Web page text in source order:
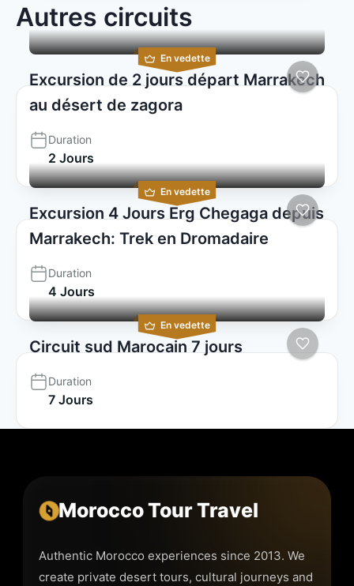
Autres circuits
En vedette
Excursion de 2 jours départ Marrakech
au désert de zagora
Duration
2 Jours
En vedette
Excursion 4 Jours Erg Chegaga depuis
Marrakech: Trek en Dromadaire
Duration
4 Jours
En vedette
Circuit sud Marocain 7 jours
Duration
7 Jours
Morocco Tour Travel
Authentic Morocco experiences since 2013. We
create private desert tours, cultural journeys and